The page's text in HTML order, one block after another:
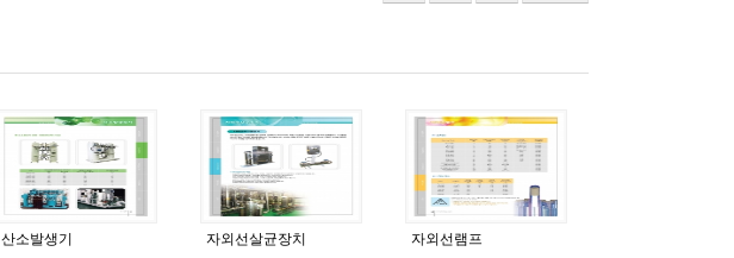
산소발생기 자외선살균장치 자외선램프